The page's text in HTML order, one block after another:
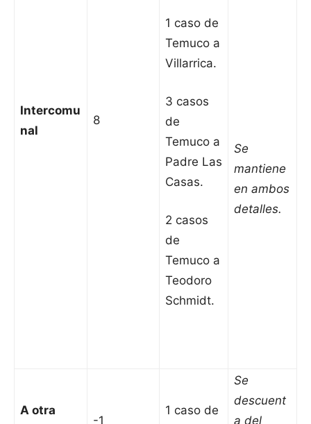
Intercomu
nal
8
1 caso de
Temuco a
Villarrica.
3 casos
de
Temuco a
Padre Las
Casas.
2 casos
de
Temuco a
Teodoro
Schmidt.
Se
mantiene
en ambos
detalles.
A otra
-1
1 caso de
Se
descuent
a del